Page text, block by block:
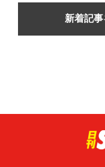
新着記